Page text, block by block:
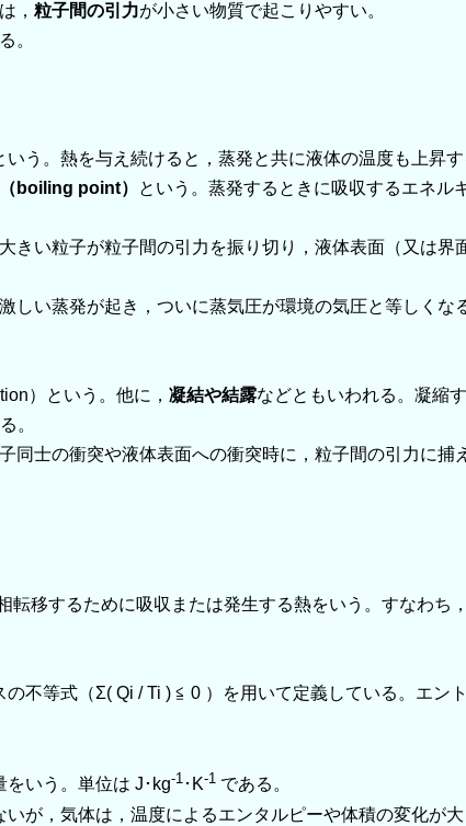
， 粒子間の引力が小さい物質で起こりやすい。
。
いう。熱を与え続けると，蒸発と共に液体の温度も上昇
（boiling point） という。蒸発するときに吸収するエネル
きい粒子が粒子間の引力を振り切り，液体表面（又は界
しい蒸発が起き，ついに蒸気圧が環境の気圧と等しくな
）という。他に， 凝結や結露などともいわれる。凝縮
。
士の衝突や液体表面への衝突時に，粒子間の引力に捕
移するために吸収または発生する熱をいう。すなわち
不等式（Σ( Qi / Ti ) ≦ 0 ）を用いて定義している。エン
いう。単位は J･kg‐1 ･K‐1 である。
が，気体は，温度によるエンタルピーや体積の変化が